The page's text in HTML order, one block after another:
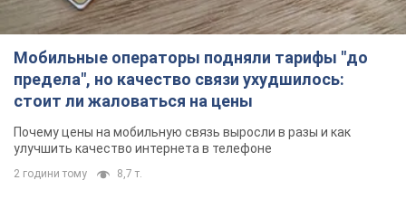
Мобильные операторы подняли тарифы "до
предела", но качество связи ухудшилось:
стоит ли жаловаться на цены
Почему цены на мобильную связь выросли в разы и как
улучшить качество интернета в телефоне
2 години тому 8,7 т.